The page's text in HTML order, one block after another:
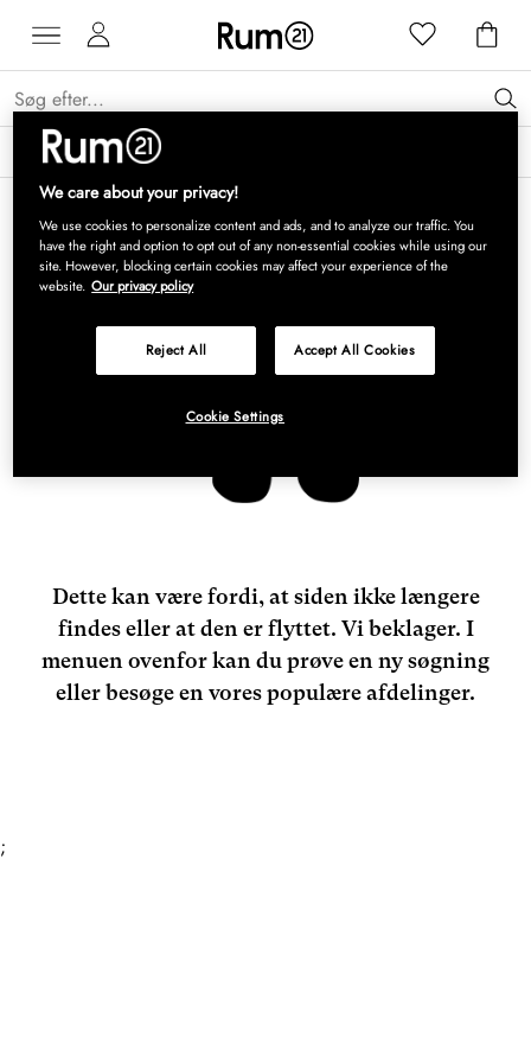
Få 15 % på Grythyttan Stålmöbler* →
Dette kan være fordi, at siden ikke længere
findes eller at den er flyttet. Vi beklager. I
menuen ovenfor kan du prøve en ny søgning
eller besøge en vores populære afdelinger.
;
We care about your privacy!
We use cookies to personalize content and ads, and to analyze our traffic. You
have the right and option to opt out of any non-essential cookies while using our
site. However, blocking certain cookies may affect your experience of the
website. Our privacy policy
Reject All Accept All Cookies
Cookie Settings